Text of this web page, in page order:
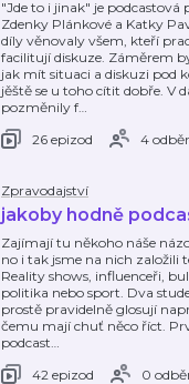
"Jde to i jinak" je podcastová
Zdenky Plánkové a Katky
díly věnovaly všem, kteří
facilitují diskuze. Záměrem
jak mít situaci a diskuzi pod
jěště se u toho cítit dobře. V
pozměnily f…
26 epizod
4
Zpravodajství
jakoby hodně
Zajímají tu někoho náše
no i tak jsme na nich založili
Reality shows, influenceři,
politika nebo sport. Dva
prostě pravidelně glosují
čemu mají chuť něco říct.
podcast…
42 epizod
0